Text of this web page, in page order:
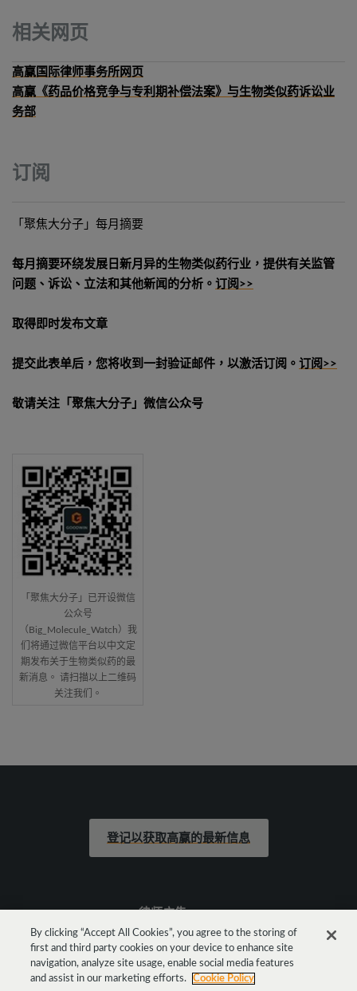
相关网页
高赢国际律师事务所网页
高赢《药品价格竞争与专利期补偿法案》与生物类似药诉讼业
务部
订阅
「聚焦大分子」每月摘要
每月摘要环绕发展日新月异的生物类似药行业，提供有关监管
问题、诉讼、立法和其他新闻的分析。 订阅>>
取得即时发布文章
提交此表单后，您将收到一封验证邮件，以激活订阅。 订阅>>
敬请关注「聚焦大分子」微信公众号
「聚焦大分子」已开设微信
公众号
（Big_Molecule_Watch）我
们将通过微信平台以中文定
期发布关于生物类似药的最
新消息。 请扫描以上二维码
关注我们。
登记以获取高赢的最新信息
律师广告
法律声明
By clicking “Accept All Cookies”, you agree to the storing of
first and third party cookies on your device to enhance site
navigation, analyze site usage, enable social media features
and assist in our marketing efforts.
Cookie Policy